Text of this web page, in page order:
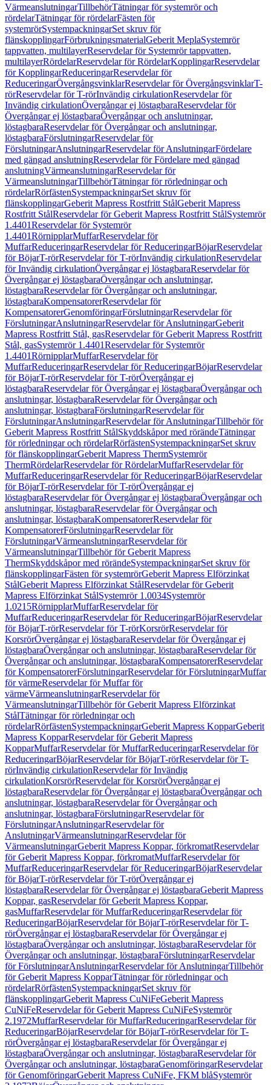
VärmeanslutningarTillbehörTätningar för systemrör och
rördelarTätningar för rördelarFästen för
systemrörSystempackningarSet skruv för
flänskopplingarFörbrukningsmaterialGeberit MeplaSystemrör
tappvatten, multilayerReservdelar för Systemrör tappvatten,
multilayerRördelarReservdelar för RördelarKopplingarReservdelar
för KopplingarReduceringarReservdelar för
ReduceringarÖvergångsvinklarReservdelar för ÖvergångsvinklarT-
rörReservdelar för T-rörInvändig cirkulationReservdelar för
Invändig cirkulationÖvergångar ej löstagbaraReservdelar för
Övergångar ej löstagbaraÖvergångar och anslutningar,
löstagbaraReservdelar för Övergångar och anslutningar,
löstagbaraFörslutningarReservdelar för
FörslutningarAnslutningarReservdelar för AnslutningarFördelare
med gängad anslutningReservdelar för Fördelare med gängad
anslutningVärmeanslutningarReservdelar för
VärmeanslutningarTillbehörTätningar för rörledningar och
rördelarRörfästenSystempackningarSet skruv för
flänskopplingarGeberit Mapress Rostfritt StålGeberit Mapress
Rostfritt StålReservdelar för Geberit Mapress Rostfritt StålSystemrör
1.4401Reservdelar för Systemrör
1.4401RörnipplarMuffarReservdelar för
MuffarReduceringarReservdelar för ReduceringarBöjarReservdelar
för BöjarT-rörReservdelar för T-rörInvändig cirkulationReservdelar
för Invändig cirkulationÖvergångar ej löstagbaraReservdelar för
Övergångar ej löstagbaraÖvergångar och anslutningar,
löstagbaraReservdelar för Övergångar och anslutningar,
löstagbaraKompensatorerReservdelar för
KompensatorerGenomföringarFörslutningarReservdelar för
FörslutningarAnslutningarReservdelar för AnslutningarGeberit
Mapress Rostfritt Stål, gasReservdelar för Geberit Mapress Rostfritt
Stål, gasSystemrör 1.4401Reservdelar för Systemrör
1.4401RörnipplarMuffarReservdelar för
MuffarReduceringarReservdelar för ReduceringarBöjarReservdelar
för BöjarT-rörReservdelar för T-rörÖvergångar ej
löstagbaraReservdelar för Övergångar ej löstagbaraÖvergångar och
anslutningar, löstagbaraReservdelar för Övergångar och
anslutningar, löstagbaraFörslutningarReservdelar för
FörslutningarAnslutningarReservdelar för AnslutningarTillbehör för
Geberit Mapress Rostfritt StålSkyddskåpor med rörändeTätningar
för rörledningar och rördelarRörfästenSystempackningarSet skruv
för flänskopplingarGeberit Mapress ThermSystemrör
ThermRördelarReservdelar för RördelarMuffarReservdelar för
MuffarReduceringarReservdelar för ReduceringarBöjarReservdelar
för BöjarT-rörReservdelar för T-rörÖvergångar ej
löstagbaraReservdelar för Övergångar ej löstagbaraÖvergångar och
anslutningar, löstagbaraReservdelar för Övergångar och
anslutningar, löstagbaraKompensatorerReservdelar för
KompensatorerFörslutningarReservdelar för
FörslutningarVärmeanslutningarReservdelar för
VärmeanslutningarTillbehör för Geberit Mapress
ThermSkyddskåpor med rörändeSystempackningarSet skruv för
flänskopplingarFästen för systemrörGeberit Mapress Elförzinkat
StålGeberit Mapress Elförzinkat StålReservdelar för Geberit
Mapress Elförzinkat StålSystemrör 1.0034Systemrör
1.0215RörnipplarMuffarReservdelar för
MuffarReduceringarReservdelar för ReduceringarBöjarReservdelar
för BöjarT-rörReservdelar för T-rörKorsrörReservdelar för
KorsrörÖvergångar ej löstagbaraReservdelar för Övergångar ej
löstagbaraÖvergångar och anslutningar, löstagbaraReservdelar för
Övergångar och anslutningar, löstagbaraKompensatorerReservdelar
för KompensatorerFörslutningarReservdelar för FörslutningarMuffar
för värmeReservdelar för Muffar för
värmeVärmeanslutningarReservdelar för
VärmeanslutningarTillbehör för Geberit Mapress Elförzinkat
StålTätningar för rörledningar och
rördelarRörfästenSystempackningarGeberit Mapress KopparGeberit
Mapress KopparReservdelar för Geberit Mapress
KopparMuffarReservdelar för MuffarReduceringarReservdelar för
ReduceringarBöjarReservdelar för BöjarT-rörReservdelar för T-
rörInvändig cirkulationReservdelar för Invändig
cirkulationKorsrörReservdelar för KorsrörÖvergångar ej
löstagbaraReservdelar för Övergångar ej löstagbaraÖvergångar och
anslutningar, löstagbaraReservdelar för Övergångar och
anslutningar, löstagbaraFörslutningarReservdelar för
FörslutningarAnslutningarReservdelar för
AnslutningarVärmeanslutningarReservdelar för
VärmeanslutningarGeberit Mapress Koppar, förkromatReservdelar
för Geberit Mapress Koppar, förkromatMuffarReservdelar för
MuffarReduceringarReservdelar för ReduceringarBöjarReservdelar
för BöjarT-rörReservdelar för T-rörÖvergångar ej
löstagbaraReservdelar för Övergångar ej löstagbaraGeberit Mapress
Koppar, gasReservdelar för Geberit Mapress Koppar,
gasMuffarReservdelar för MuffarReduceringarReservdelar för
ReduceringarBöjarReservdelar för BöjarT-rörReservdelar för T-
rörÖvergångar ej löstagbaraReservdelar för Övergångar ej
löstagbaraÖvergångar och anslutningar, löstagbaraReservdelar för
Övergångar och anslutningar, löstagbaraFörslutningarReservdelar
för FörslutningarAnslutningarReservdelar för AnslutningarTillbehör
för Geberit Mapress KopparTätningar för rörledningar och
rördelarRörfästenSystempackningarSet skruv för
flänskopplingarGeberit Mapress CuNiFeGeberit Mapress
CuNiFeReservdelar för Geberit Mapress CuNiFeSystemrör
2.1972MuffarReservdelar för MuffarReduceringarReservdelar för
ReduceringarBöjarReservdelar för BöjarT-rörReservdelar för T-
rörÖvergångar ej löstagbaraReservdelar för Övergångar ej
löstagbaraÖvergångar och anslutningar, löstagbaraReservdelar för
Övergångar och anslutningar, löstagbaraGenomföringarReservdelar
för GenomföringarGeberit Mapress CuNiFe, FKM blåSystemrör